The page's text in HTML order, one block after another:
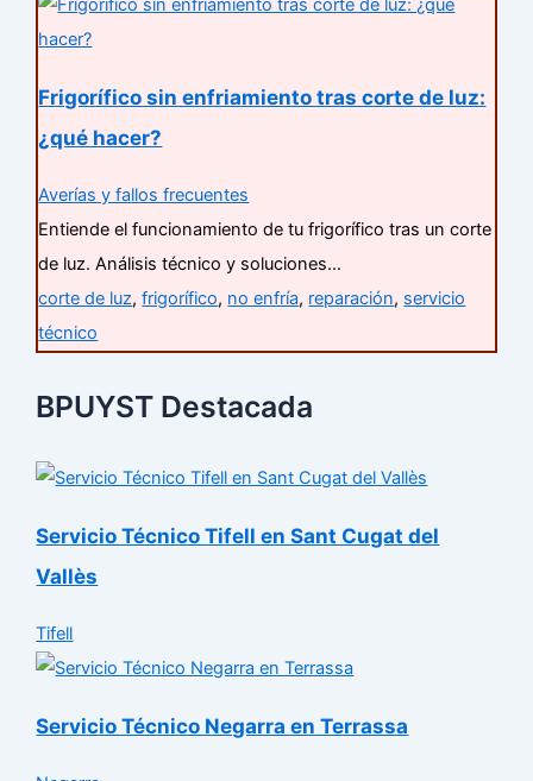
Frigorífico sin enfriamiento tras corte de luz:
¿qué hacer?
Averías y fallos frecuentes
Entiende el funcionamiento de tu frigorífico tras un corte
de luz. Análisis técnico y soluciones…
corte de luz,frigorífico, no enfría, reparación, servicio
técnico
BPUYST Destacada
Servicio Técnico Tifell en Sant Cugat del
Vallès
Tifell
Servicio Técnico Negarra en Terrassa